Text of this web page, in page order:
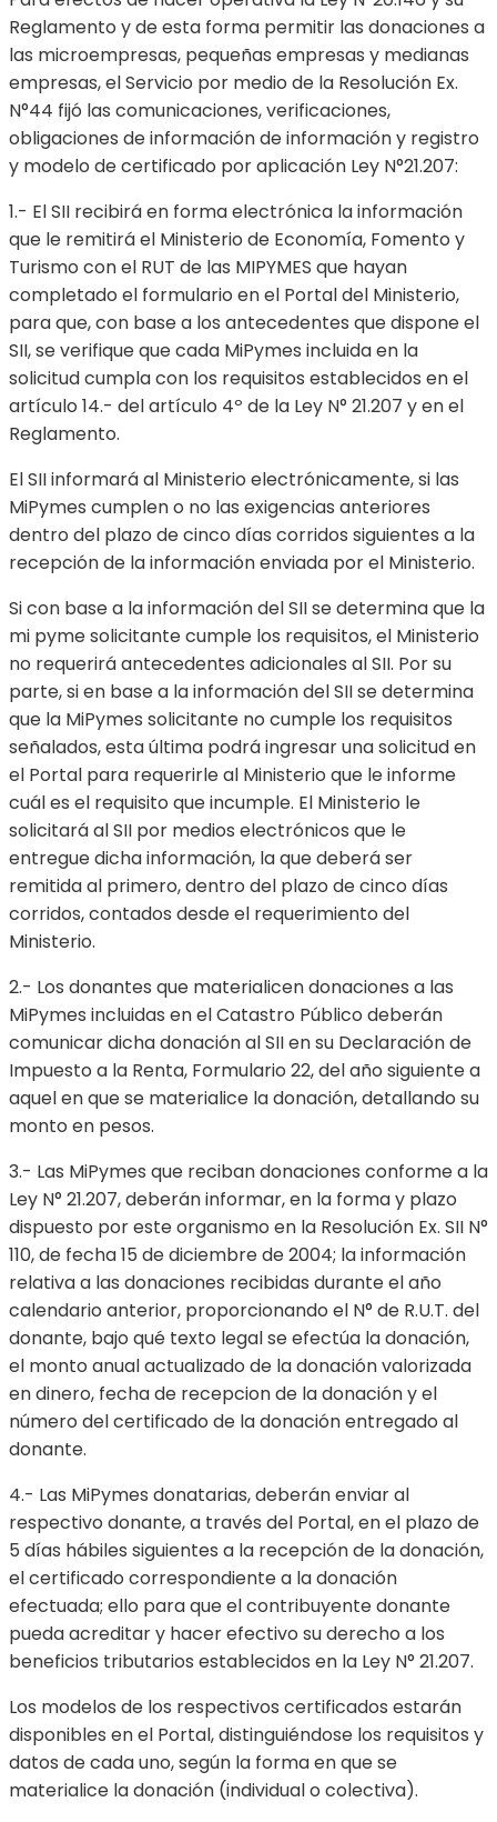
Reglamento y de esta forma permitir las donaciones a
las microempresas, pequeñas empresas y medianas
empresas, el Servicio por medio de la Resolución Ex.
N°44 fijó las comunicaciones, verificaciones,
obligaciones de información de información y registro
y modelo de certificado por aplicación Ley N°21.207:
1.- El SII recibirá en forma electrónica la información
que le remitirá el Ministerio de Economía, Fomento y
Turismo con el RUT de las MIPYMES que hayan
completado el formulario en el Portal del Ministerio,
para que, con base a los antecedentes que dispone el
SII, se verifique que cada MiPymes incluida en la
solicitud cumpla con los requisitos establecidos en el
artículo 14.- del artículo 4º de la Ley N° 21.207 y en el
Reglamento.
El SII informará al Ministerio electrónicamente, si las
MiPymes cumplen o no las exigencias anteriores
dentro del plazo de cinco días corridos siguientes a la
recepción de la información enviada por el Ministerio.
Si con base a la información del SII se determina que la
mi pyme solicitante cumple los requisitos, el Ministerio
no requerirá antecedentes adicionales al SII. Por su
parte, si en base a la información del SII se determina
que la MiPymes solicitante no cumple los requisitos
señalados, esta última podrá ingresar una solicitud en
el Portal para requerirle al Ministerio que le informe
cuál es el requisito que incumple. El Ministerio le
solicitará al SII por medios electrónicos que le
entregue dicha información, la que deberá ser
remitida al primero, dentro del plazo de cinco días
corridos, contados desde el requerimiento del
Ministerio.
2.- Los donantes que materialicen donaciones a las
MiPymes incluidas en el Catastro Público deberán
comunicar dicha donación al SII en su Declaración de
Impuesto a la Renta, Formulario 22, del año siguiente a
aquel en que se materialice la donación, detallando su
monto en pesos.
3.- Las MiPymes que reciban donaciones conforme a la
Ley N° 21.207, deberán informar, en la forma y plazo
dispuesto por este organismo en la Resolución Ex. SII N°
110, de fecha 15 de diciembre de 2004; la información
relativa a las donaciones recibidas durante el año
calendario anterior, proporcionando el N° de R.U.T. del
donante, bajo qué texto legal se efectúa la donación,
el monto anual actualizado de la donación valorizada
en dinero, fecha de recepcion de la donación y el
número del certificado de la donación entregado al
donante.
4.- Las MiPymes donatarias, deberán enviar al
respectivo donante, a través del Portal, en el plazo de
5 días hábiles siguientes a la recepción de la donación,
el certificado correspondiente a la donación
efectuada; ello para que el contribuyente donante
pueda acreditar y hacer efectivo su derecho a los
beneficios tributarios establecidos en la Ley N° 21.207.
Los modelos de los respectivos certificados estarán
disponibles en el Portal, distinguiéndose los requisitos y
datos de cada uno, según la forma en que se
materialice la donación (individual o colectiva).